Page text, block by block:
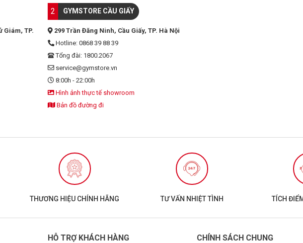
Giám, TP.
2 GYMSTORE CẦU GIẤY
299 Trần Đăng Ninh, Cầu Giấy, TP. Hà Nội
Hotline: 0868 39 88 39
Tổng đài: 1800.2067
service@gymstore.vn
8:00h - 22:00h
Hình ảnh thực tế showroom
Bản đồ đường đi
THƯƠNG HIỆU CHÍNH HÃNG TƯ VẤN NHIỆT TÌNH TÍCH
HỖ TRỢ KHÁCH HÀNG CHÍNH SÁCH CHUNG